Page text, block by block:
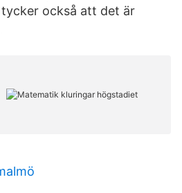
också att det är